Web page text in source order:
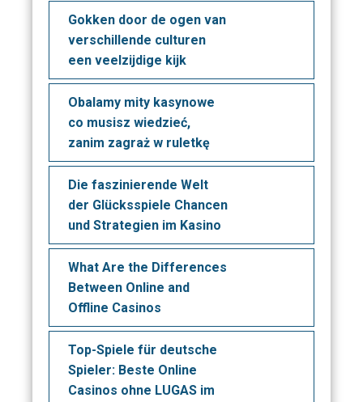
Gokken door de ogen van
verschillende culturen
een veelzijdige kijk
Obalamy mity kasynowe
co musisz wiedzieć,
zanim zagraż w ruletkę
Die faszinierende Welt
der Glücksspiele Chancen
und Strategien im Kasino
What Are the Differences
Between Online and
Offline Casinos
Top-Spiele für deutsche
Spieler: Beste Online
Casinos ohne LUGAS im